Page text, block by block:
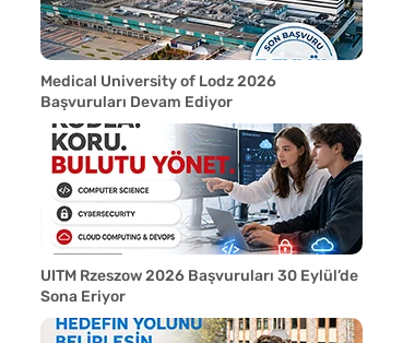
Medical University of Lodz 2026
Başvuruları Devam Ediyor
UITM Rzeszow 2026 Başvuruları 30 Eylül’de
Sona Eriyor